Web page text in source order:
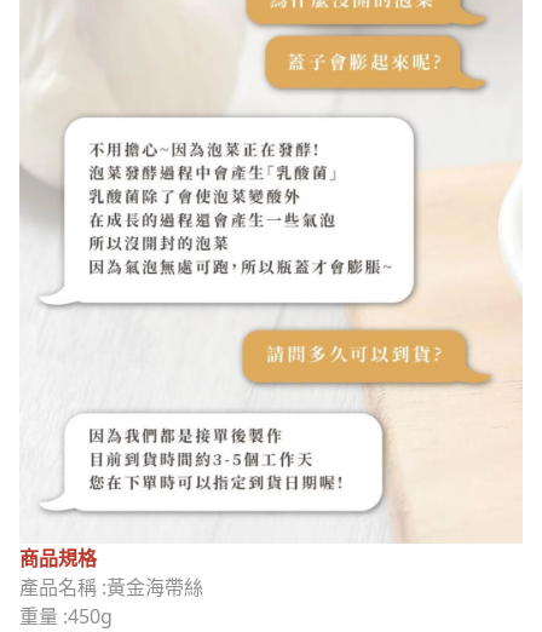
商品規格
產品名稱 :黃金海帶絲
重量 :450g